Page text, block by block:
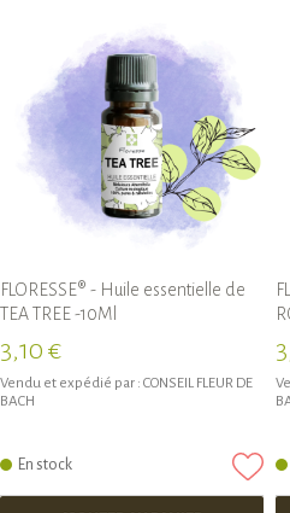
FLORESSE® - Huile essentielle de
TEA TREE -10Ml
3,10 €
Vendu et expédié par : CONSEIL FLEUR DE
BACH
En stock